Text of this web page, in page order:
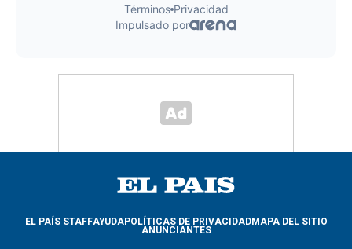
EL PAÍS STAFFAYUDAPOLÍTICAS DE PRIVACIDADMAPA DEL SITIO
ANUNCIANTES